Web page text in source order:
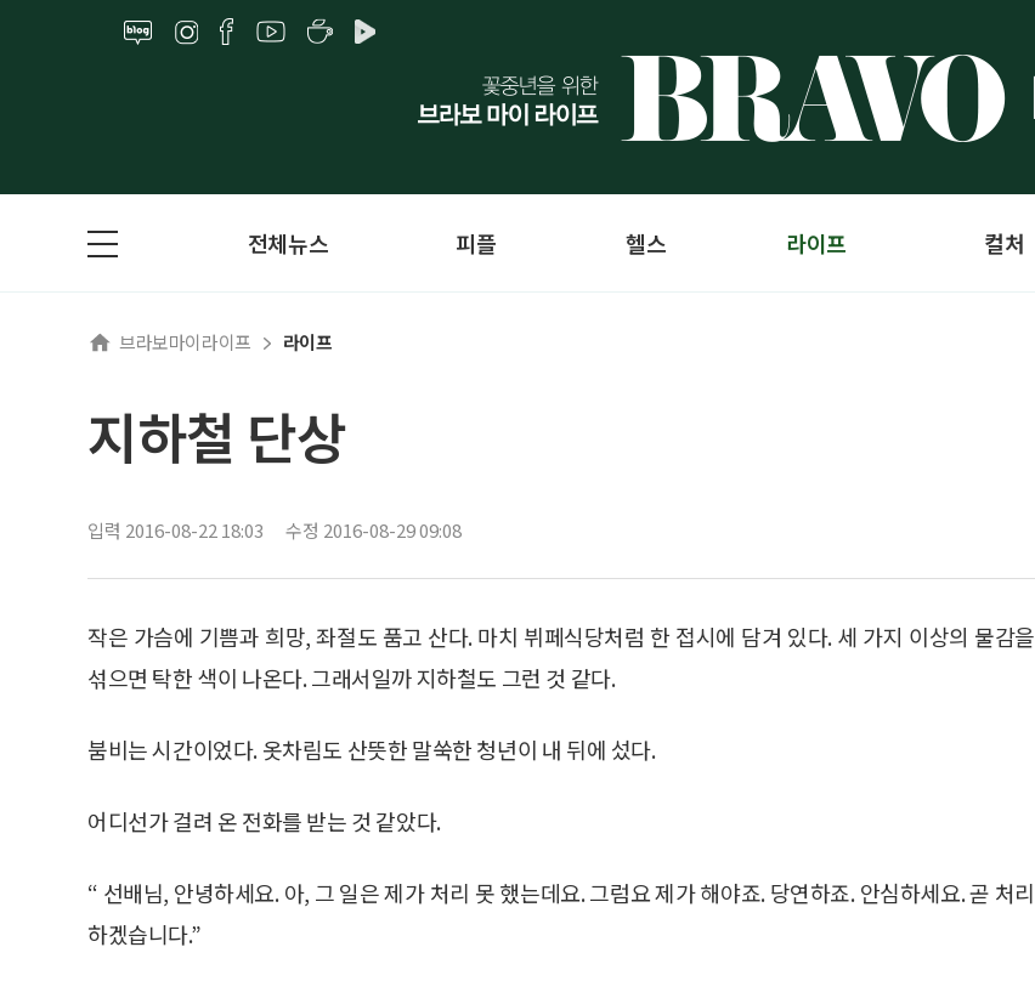
전체뉴스 피플 헬스 라이프 컬처
브라보마이라이프 라이프
지하철 단상
입력 2016-08-22 18:03 수정 2016-08-29 09:08
작은 가슴에 기쁨과 희망, 좌절도 품고 산다. 마치 뷔페식당처럼 한 접시에 담겨 있다. 세 가지 이상의 물감을
섞으면 탁한 색이 나온다. 그래서일까 지하철도 그런 것 같다.
붐비는 시간이었다. 옷차림도 산뜻한 말쑥한 청년이 내 뒤에 섰다.
어디선가 걸려 온 전화를 받는 것 같았다.
“ 선배님, 안녕하세요. 아, 그 일은 제가 처리 못 했는데요. 그럼요 제가 해야죠. 당연하죠. 안심하세요. 곧 처리
하겠습니다.”